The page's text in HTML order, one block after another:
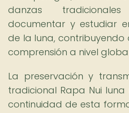
danzas
documentar y estudiar
de la luna, contribuyendo
comprensión a nivel
La preservación y
tradicional Rapa Nui
continuidad de esta